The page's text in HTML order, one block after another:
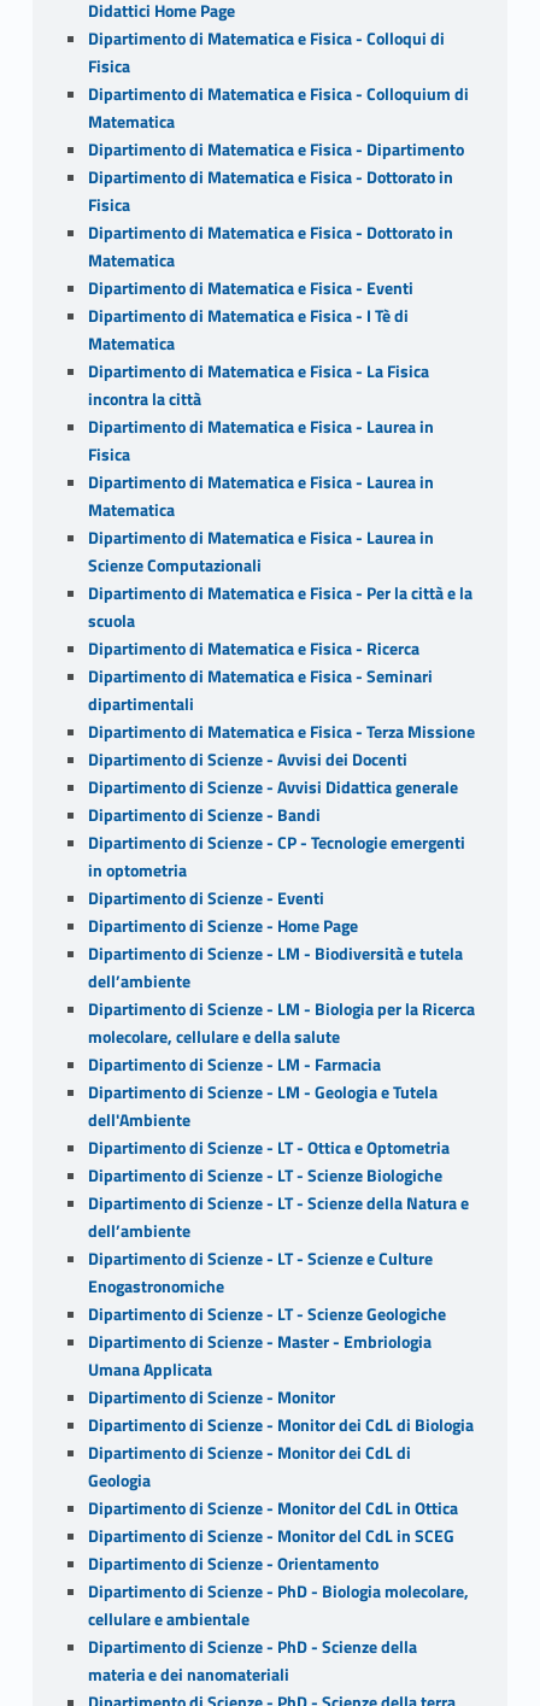
Didattici Home Page
Dipartimento di Matematica e Fisica - Colloqui di
Fisica
Dipartimento di Matematica e Fisica - Colloquium di
Matematica
Dipartimento di Matematica e Fisica - Dipartimento
Dipartimento di Matematica e Fisica - Dottorato in
Fisica
Dipartimento di Matematica e Fisica - Dottorato in
Matematica
Dipartimento di Matematica e Fisica - Eventi
Dipartimento di Matematica e Fisica - I Tè di
Matematica
Dipartimento di Matematica e Fisica - La Fisica
incontra la città
Dipartimento di Matematica e Fisica - Laurea in
Fisica
Dipartimento di Matematica e Fisica - Laurea in
Matematica
Dipartimento di Matematica e Fisica - Laurea in
Scienze Computazionali
Dipartimento di Matematica e Fisica - Per la città e la
scuola
Dipartimento di Matematica e Fisica - Ricerca
Dipartimento di Matematica e Fisica - Seminari
dipartimentali
Dipartimento di Matematica e Fisica - Terza Missione
Dipartimento di Scienze - Avvisi dei Docenti
Dipartimento di Scienze - Avvisi Didattica generale
Dipartimento di Scienze - Bandi
Dipartimento di Scienze - CP - Tecnologie emergenti
in optometria
Dipartimento di Scienze - Eventi
Dipartimento di Scienze - Home Page
Dipartimento di Scienze - LM - Biodiversità e tutela
dell’ambiente
Dipartimento di Scienze - LM - Biologia per la Ricerca
molecolare, cellulare e della salute
Dipartimento di Scienze - LM - Farmacia
Dipartimento di Scienze - LM - Geologia e Tutela
dell'Ambiente
Dipartimento di Scienze - LT - Ottica e Optometria
Dipartimento di Scienze - LT - Scienze Biologiche
Dipartimento di Scienze - LT - Scienze della Natura e
dell’ambiente
Dipartimento di Scienze - LT - Scienze e Culture
Enogastronomiche
Dipartimento di Scienze - LT - Scienze Geologiche
Dipartimento di Scienze - Master - Embriologia
Umana Applicata
Dipartimento di Scienze - Monitor
Dipartimento di Scienze - Monitor dei CdL di Biologia
Dipartimento di Scienze - Monitor dei CdL di
Geologia
Dipartimento di Scienze - Monitor del CdL in Ottica
Dipartimento di Scienze - Monitor del CdL in SCEG
Dipartimento di Scienze - Orientamento
Dipartimento di Scienze - PhD - Biologia molecolare,
cellulare e ambientale
Dipartimento di Scienze - PhD - Scienze della
materia e dei nanomateriali